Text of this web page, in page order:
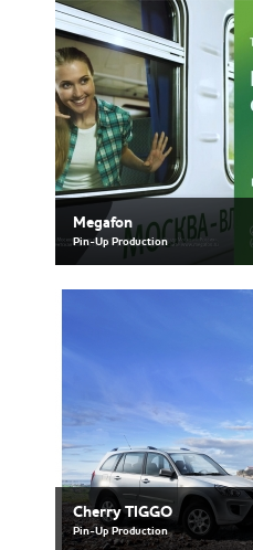
Megafon
Pin-Up Production
Cherry TIGGO
Pin-Up Production